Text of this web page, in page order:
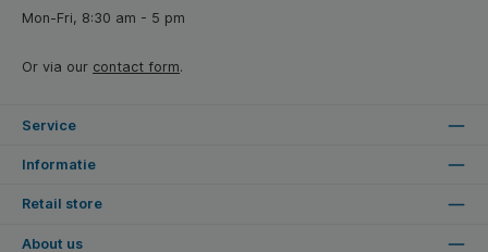
Mon-Fri, 8:30 am - 5 pm
Or via our contact form.
Service
Informatie
Retail store
About us